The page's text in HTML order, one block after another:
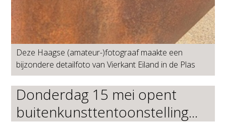
Deze Haagse (amateur-)fotograaf maakte een
bijzondere detailfoto van Vierkant Eiland in de Plas
Donderdag 15 mei opent
buitenkunsttentoonstelling...